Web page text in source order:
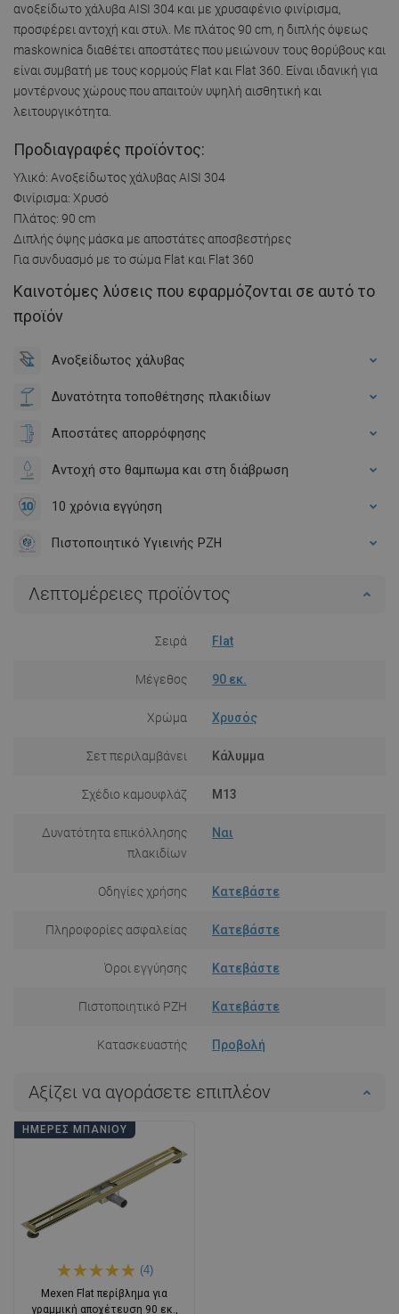
ανοξείδωτο χάλυβα AISI 304 και με χρυσαφένιο φινίρισμα,
προσφέρει αντοχή και στυλ. Με πλάτος 90 cm, η διπλής όψεως
maskownica διαθέτει αποστάτες που μειώνουν τους θορύβους και
είναι συμβατή με τους κορμούς Flat και Flat 360. Είναι ιδανική για
μοντέρνους χώρους που απαιτούν υψηλή αισθητική και
λειτουργικότητα.
Προδιαγραφές προϊόντος:
Υλικό: Ανοξείδωτος χάλυβας AISI 304
Φινίρισμα: Χρυσό
Πλάτος: 90 cm
Διπλής όψης μάσκα με αποστάτες αποσβεστήρες
Για συνδυασμό με το σώμα Flat και Flat 360
Καινοτόμες λύσεις που εφαρμόζονται σε αυτό το
προϊόν
Ανοξείδωτος χάλυβας
Δυνατότητα τοποθέτησης πλακιδίων
Αποστάτες απορρόφησης
Αντοχή στο θαμπωμα και στη διάβρωση
10 χρόνια εγγύηση
Πιστοποιητικό Υγιεινής PZH
Λεπτομέρειες προϊόντος
Σειρά Flat
Μέγεθος 90 εκ.
Χρώμα Χρυσός
Σετ περιλαμβάνει Κάλυμμα
Σχέδιο καμουφλάζ M13
Δυνατότητα επικόλλησης
πλακιδίων
Ναι
Οδηγίες χρήσης Κατεβάστε
Πληροφορίες ασφαλείας Κατεβάστε
Όροι εγγύησης Κατεβάστε
Πιστοποιητικό PZH Κατεβάστε
Κατασκευαστής Προβολή
Αξίζει να αγοράσετε επιπλέον
ΗΜΈΡΕΣ ΜΠΆΝΙΟΥ
(4)
Mexen Flat περίβλημα για
γραμμική αποχέτευση 90 εκ.,